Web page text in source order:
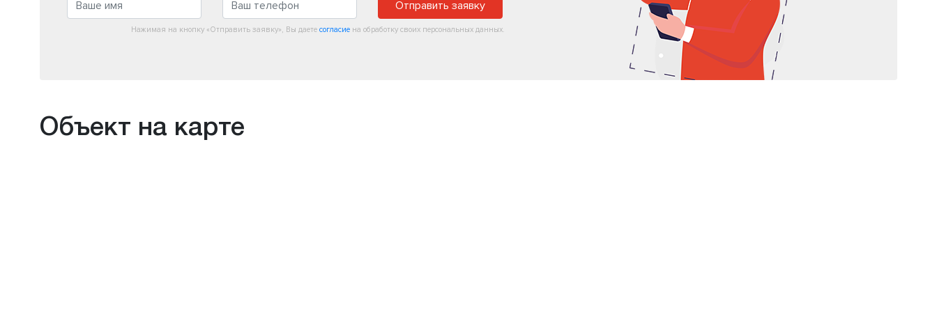
Отправить заявку
Нажимая на кнопку «Отправить заявку», Вы даете согласиена обработку своих персональных данных.
Объект на карте